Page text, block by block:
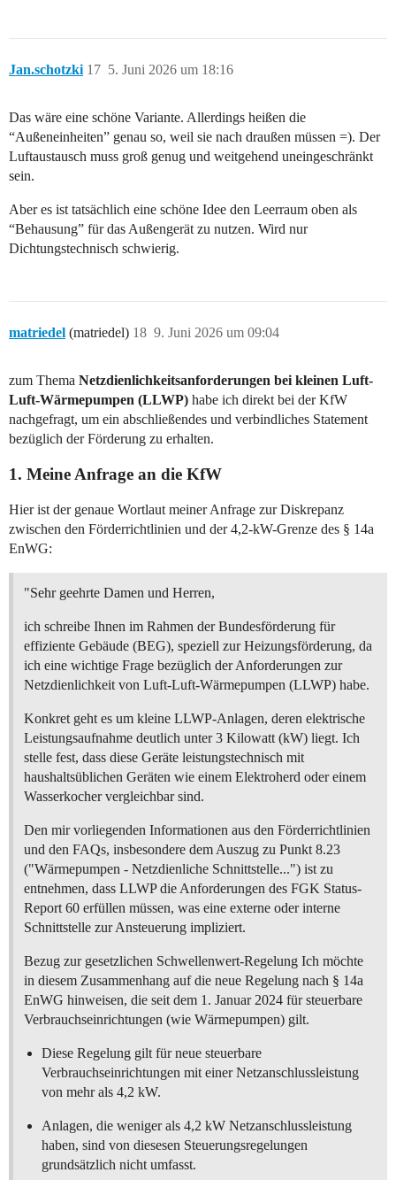
Jan.schotzki 5. Juni 2026 um 18:16
17
Das wäre eine schöne Variante. Allerdings heißen die
“Außeneinheiten” genau so, weil sie nach draußen müssen =). Der
Luftaustausch muss groß genug und weitgehend uneingeschränkt
sein.
Aber es ist tatsächlich eine schöne Idee den Leerraum oben als
“Behausung” für das Außengerät zu nutzen. Wird nur
Dichtungstechnisch schwierig.
matriedel (matriedel) 9. Juni 2026 um 09:04
18
zum Thema Netzdienlichkeitsanforderungen bei kleinen Luft-
Luft-Wärmepumpen (LLWP) habe ich direkt bei der KfW
nachgefragt, um ein abschließendes und verbindliches Statement
bezüglich der Förderung zu erhalten.
1. Meine Anfrage an die KfW
Hier ist der genaue Wortlaut meiner Anfrage zur Diskrepanz
zwischen den Förderrichtlinien und der 4,2-kW-Grenze des § 14a
EnWG:
"Sehr geehrte Damen und Herren,
ich schreibe Ihnen im Rahmen der Bundesförderung für
effiziente Gebäude (BEG), speziell zur Heizungsförderung, da
ich eine wichtige Frage bezüglich der Anforderungen zur
Netzdienlichkeit von Luft-Luft-Wärmepumpen (LLWP) habe.
Konkret geht es um kleine LLWP-Anlagen, deren elektrische
Leistungsaufnahme deutlich unter 3 Kilowatt (kW) liegt. Ich
stelle fest, dass diese Geräte leistungstechnisch mit
haushaltsüblichen Geräten wie einem Elektroherd oder einem
Wasserkocher vergleichbar sind.
Den mir vorliegenden Informationen aus den Förderrichtlinien
und den FAQs, insbesondere dem Auszug zu Punkt 8.23
("Wärmepumpen - Netzdienliche Schnittstelle...") ist zu
entnehmen, dass LLWP die Anforderungen des FGK Status-
Report 60 erfüllen müssen, was eine externe oder interne
Schnittstelle zur Ansteuerung impliziert.
Bezug zur gesetzlichen Schwellenwert-Regelung Ich möchte
in diesem Zusammenhang auf die neue Regelung nach § 14a
EnWG hinweisen, die seit dem 1. Januar 2024 für steuerbare
Verbrauchseinrichtungen (wie Wärmepumpen) gilt.
Diese Regelung gilt für neue steuerbare
Verbrauchseinrichtungen mit einer Netzanschlussleistung
von mehr als 4,2 kW.
Anlagen, die weniger als 4,2 kW Netzanschlussleistung
haben, sind von diesesen Steuerungsregelungen
grundsätzlich nicht umfasst.